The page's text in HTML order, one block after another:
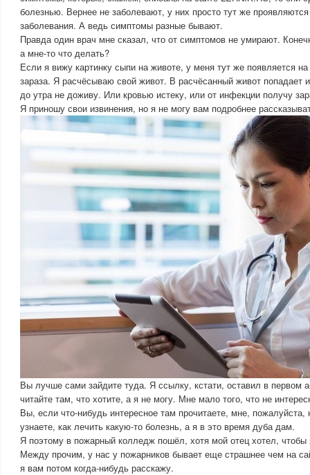
болезнью. Вернее не заболевают, у них просто тут же
заболевания. А ведь симптомы разные бывают.
Правда один врач мне сказал, что от симптомов не умирают.
а мне-то что делать?
Если я вижу картинку сыпи на животе, у меня тут же появляется
зараза. Я расчёсываю свой живот. В расчёсанный живот попадает
до утра не доживу. Или кровью истеку, или от инфекции получу
Я приношу свои извинения, но я не могу вам подробнее
Вы лучше сами зайдите туда. Я ссылку, кстати, оставил в первом
читайте там, что хотите, а я не могу. Мне мало того, что не
Вы, если что-нибудь интересное там прочитаете, мне,
узнаете, как лечить какую-то болезнь, а я в это время дуба дам.
Я поэтому в пожарный колледж пошёл, хотя мой отец хотел, чтобы
Между прочим, у нас у пожарников бывает еще страшнее чем на
я вам потом когда-нибудь расскажу.